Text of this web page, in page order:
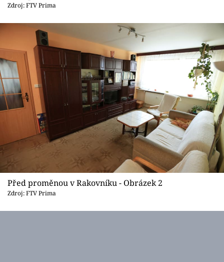
Přihlášení
Sledujte nás
Zdroj: FTV Prima
Před proměnou v Rakovníku - Obrázek 2
Zdroj: FTV Prima